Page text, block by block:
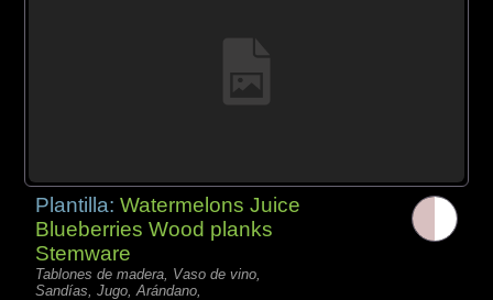
Plantilla:Watermelons Juice
Blueberries Wood planks
Stemware
Tablones de madera, Vaso de vino,
Sandías, Jugo, Arándano,